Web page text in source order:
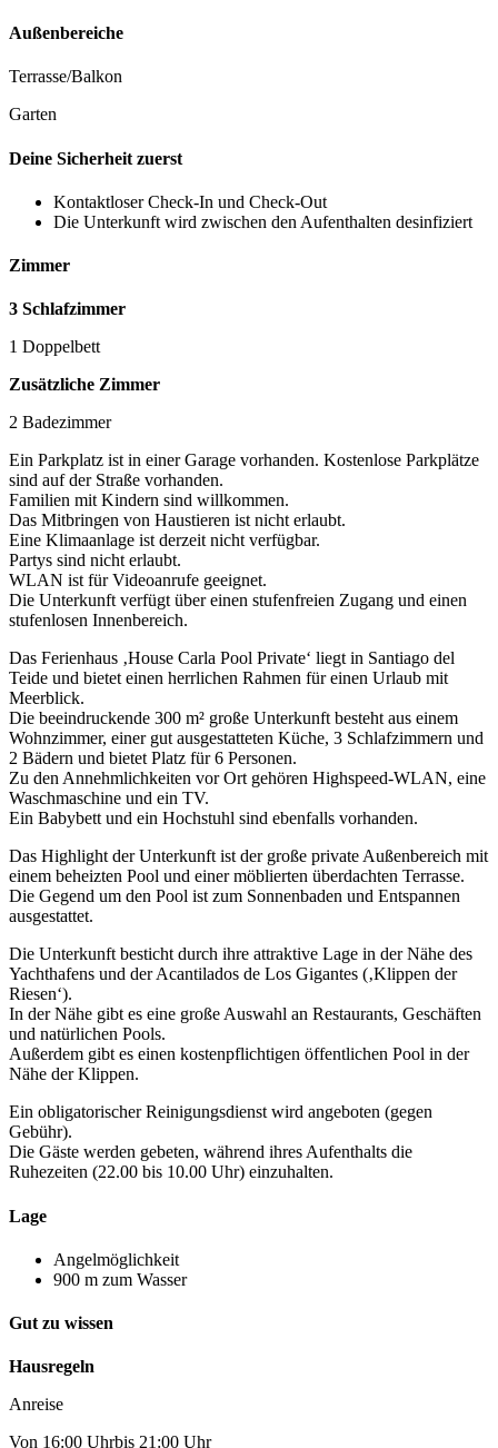
Außenbereiche
Terrasse/Balkon
Garten
Deine Sicherheit zuerst
Kontaktloser Check-In und Check-Out
Die Unterkunft wird zwischen den Aufenthalten desinfiziert
Zimmer
3 Schlafzimmer
1 Doppelbett
Zusätzliche Zimmer
2 Badezimmer
Ein Parkplatz ist in einer Garage vorhanden. Kostenlose Parkplätze
sind auf der Straße vorhanden.
Familien mit Kindern sind willkommen.
Das Mitbringen von Haustieren ist nicht erlaubt.
Eine Klimaanlage ist derzeit nicht verfügbar.
Partys sind nicht erlaubt.
WLAN ist für Videoanrufe geeignet.
Die Unterkunft verfügt über einen stufenfreien Zugang und einen
stufenlosen Innenbereich.
Das Ferienhaus ‚House Carla Pool Private‘ liegt in Santiago del
Teide und bietet einen herrlichen Rahmen für einen Urlaub mit
Meerblick.
Die beeindruckende 300 m² große Unterkunft besteht aus einem
Wohnzimmer, einer gut ausgestatteten Küche, 3 Schlafzimmern und
2 Bädern und bietet Platz für 6 Personen.
Zu den Annehmlichkeiten vor Ort gehören Highspeed-WLAN, eine
Waschmaschine und ein TV.
Ein Babybett und ein Hochstuhl sind ebenfalls vorhanden.
Das Highlight der Unterkunft ist der große private Außenbereich mit
einem beheizten Pool und einer möblierten überdachten Terrasse.
Die Gegend um den Pool ist zum Sonnenbaden und Entspannen
ausgestattet.
Die Unterkunft besticht durch ihre attraktive Lage in der Nähe des
Yachthafens und der Acantilados de Los Gigantes (‚Klippen der
Riesen‘).
In der Nähe gibt es eine große Auswahl an Restaurants, Geschäften
und natürlichen Pools.
Außerdem gibt es einen kostenpflichtigen öffentlichen Pool in der
Nähe der Klippen.
Ein obligatorischer Reinigungsdienst wird angeboten (gegen
Gebühr).
Die Gäste werden gebeten, während ihres Aufenthalts die
Ruhezeiten (22.00 bis 10.00 Uhr) einzuhalten.
Lage
Angelmöglichkeit
900 m zum Wasser
Gut zu wissen
Hausregeln
Anreise
Von 16:00 Uhrbis 21:00 Uhr